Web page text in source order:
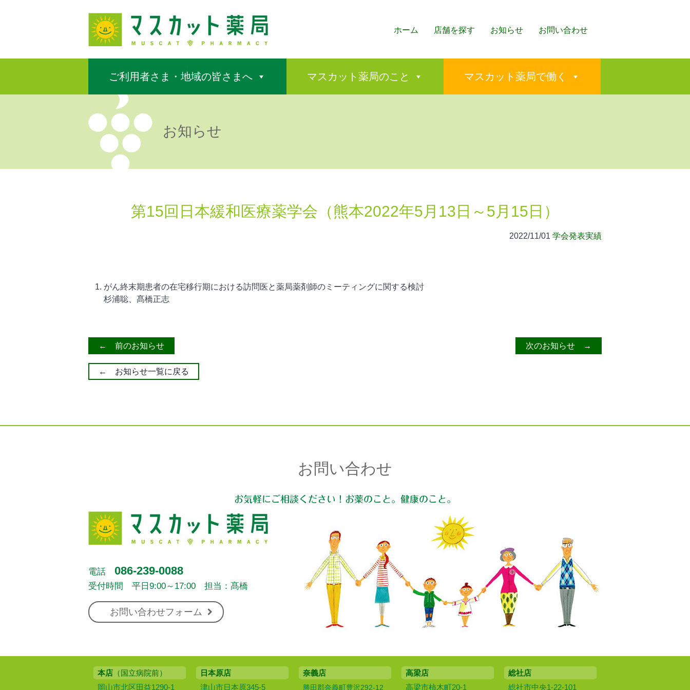
ホーム 店舗を探す お知らせ お問い合わせ
ご利用者さま・地域の皆さまへ マスカット薬局のこと マスカット薬局で働く
お知らせ
第15回日本緩和医療薬学会（熊本2022年5月13日～5月15日）
2022/11/01 学会発表実績
がん終末期患者の在宅移行期における訪問医と薬局薬剤師のミーティングに関する検討
杉浦聡、髙橋正志
← 前のお知らせ 次のお知らせ →
← お知らせ一覧に戻る
お問い合わせ
お気軽にご相談ください！お薬のこと。健康のこと。
電話 086-239-0088
受付時間 平日9:00～17:00 担当：髙橋
お問い合わせフォーム
本店 （国立病院前）
岡山市北区田益1290-1
日本原店
津山市日本原345-5
奈義店
勝田郡奈義町豊沢292-12
高梁店
高梁市柿木町20-1
総社店
総社市中央1-22-101